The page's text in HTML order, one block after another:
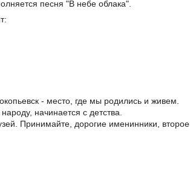
песня "В небе облака".
- место, где мы родились и живем.
начинается с детства.
Принимайте, дорогие именинники, второе